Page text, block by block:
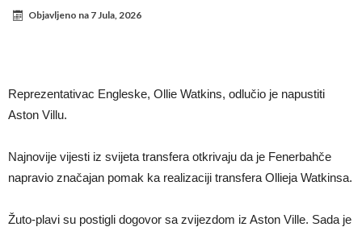
Objavljeno na 7 Jula, 2026
Reprezentativac Engleske, Ollie Watkins, odlučio je napustiti
Aston Villu.
Najnovije vijesti iz svijeta transfera otkrivaju da je Fenerbahče
napravio značajan pomak ka realizaciji transfera Ollieja Watkinsa.
Žuto-plavi su postigli dogovor sa zvijezdom iz Aston Ville. Sada je